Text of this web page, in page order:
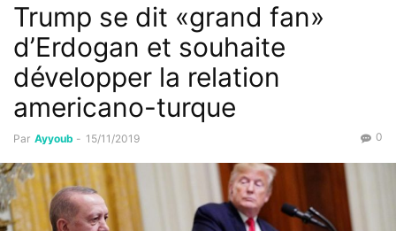
Trump se dit «grand fan»
d’Erdogan et souhaite
développer la relation
americano-turque
Par Ayyoub - 15/11/2019 0